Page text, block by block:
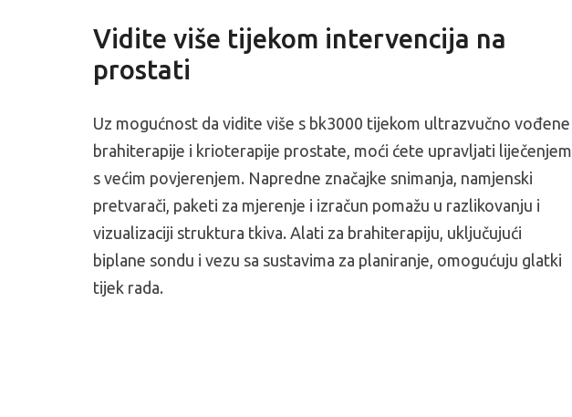
Vidite više tijekom intervencija na
prostati
Uz mogućnost da vidite više s bk3000 tijekom ultrazvučno vođene
brahiterapije i krioterapije prostate, moći ćete upravljati liječenjem
s većim povjerenjem. Napredne značajke snimanja, namjenski
pretvarači, paketi za mjerenje i izračun pomažu u razlikovanju i
vizualizaciji struktura tkiva. Alati za brahiterapiju, uključujući
biplane sondu i vezu sa sustavima za planiranje, omogućuju glatki
tijek rada.